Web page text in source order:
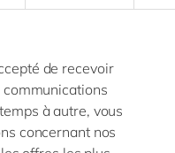
de recevoir
communications
à autre, vous
concernant nos